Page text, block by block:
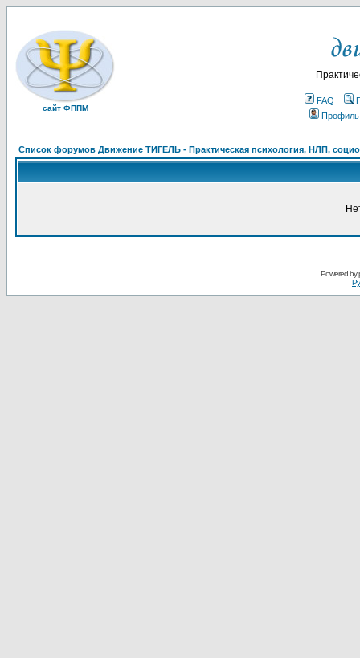
сайт ФППМ
FAQ
Профиль
Список форумов Движение ТИГЕЛЬ - Практическая психология, НЛП,
Powered by